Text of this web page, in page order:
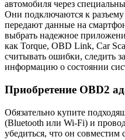
автомобиля через
Они подключаются к разъему
передают данные на
выбрать надежное
как Torque, OBD Link, Car
считывать ошибки, следить
информацию о состоянии
Приобретение OBD2
Обязательно купите
(Bluetooth или Wi-Fi) и
убедиться, что он